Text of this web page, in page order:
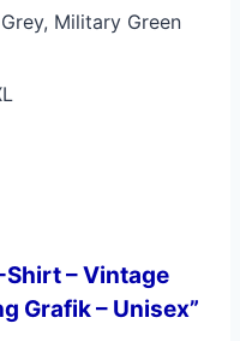
Military Green
– Vintage
Grafik – Unisex”